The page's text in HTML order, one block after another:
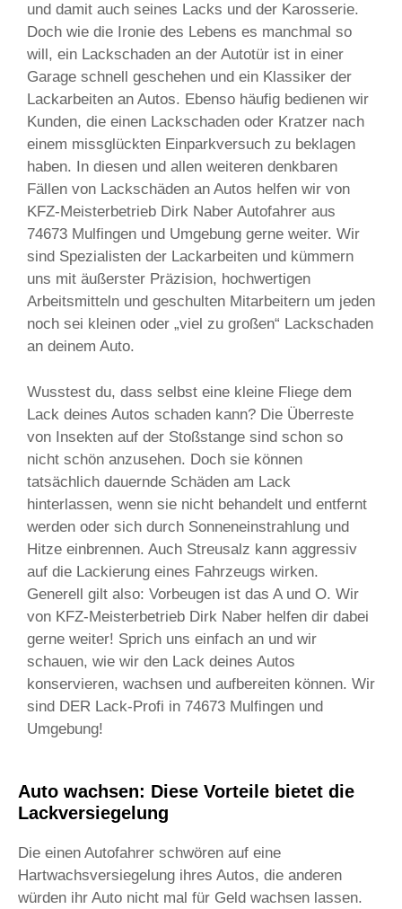
und damit auch seines Lacks und der Karosserie.
Doch wie die Ironie des Lebens es manchmal so
will, ein Lackschaden an der Autotür ist in einer
Garage schnell geschehen und ein Klassiker der
Lackarbeiten an Autos. Ebenso häufig bedienen wir
Kunden, die einen Lackschaden oder Kratzer nach
einem missglückten Einparkversuch zu beklagen
haben. In diesen und allen weiteren denkbaren
Fällen von Lackschäden an Autos helfen wir von
KFZ-Meisterbetrieb Dirk Naber Autofahrer aus
74673 Mulfingen und Umgebung gerne weiter. Wir
sind Spezialisten der Lackarbeiten und kümmern
uns mit äußerster Präzision, hochwertigen
Arbeitsmitteln und geschulten Mitarbeitern um jeden
noch sei kleinen oder „viel zu großen“ Lackschaden
an deinem Auto.
Wusstest du, dass selbst eine kleine Fliege dem
Lack deines Autos schaden kann? Die Überreste
von Insekten auf der Stoßstange sind schon so
nicht schön anzusehen. Doch sie können
tatsächlich dauernde Schäden am Lack
hinterlassen, wenn sie nicht behandelt und entfernt
werden oder sich durch Sonneneinstrahlung und
Hitze einbrennen. Auch Streusalz kann aggressiv
auf die Lackierung eines Fahrzeugs wirken.
Generell gilt also: Vorbeugen ist das A und O. Wir
von KFZ-Meisterbetrieb Dirk Naber helfen dir dabei
gerne weiter! Sprich uns einfach an und wir
schauen, wie wir den Lack deines Autos
konservieren, wachsen und aufbereiten können. Wir
sind DER Lack-Profi in 74673 Mulfingen und
Umgebung!
Auto wachsen: Diese Vorteile bietet die
Lackversiegelung
Die einen Autofahrer schwören auf eine
Hartwachsversiegelung ihres Autos, die anderen
würden ihr Auto nicht mal für Geld wachsen lassen.